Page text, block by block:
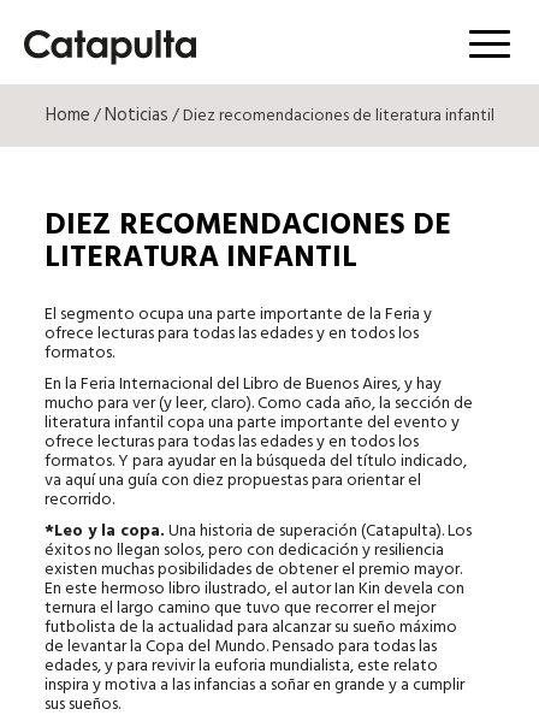
Menú
Home/Noticias/ Diez recomendaciones de literatura infantil
DIEZ RECOMENDACIONES DE
LITERATURA INFANTIL
El segmento ocupa una parte importante de la Feria y
ofrece lecturas para todas las edades y en todos los
formatos.
En la Feria Internacional del Libro de Buenos Aires, y hay
mucho para ver (y leer, claro). Como cada año, la sección de
literatura infantil copa una parte importante del evento y
ofrece lecturas para todas las edades y en todos los
formatos. Y para ayudar en la búsqueda del título indicado,
va aquí una guía con diez propuestas para orientar el
recorrido.
*Leo y la copa.Una historia de superación (Catapulta). Los
éxitos no llegan solos, pero con dedicación y resiliencia
existen muchas posibilidades de obtener el premio mayor.
En este hermoso libro ilustrado, el autor Ian Kin devela con
ternura el largo camino que tuvo que recorrer el mejor
futbolista de la actualidad para alcanzar su sueño máximo
de levantar la Copa del Mundo. Pensado para todas las
edades, y para revivir la euforia mundialista, este relato
inspira y motiva a las infancias a soñar en grande y a cumplir
sus sueños.